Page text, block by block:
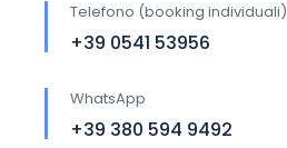
Telefono (booking individuali)
+39 0541 53956
WhatsApp
+39 380 594 9492